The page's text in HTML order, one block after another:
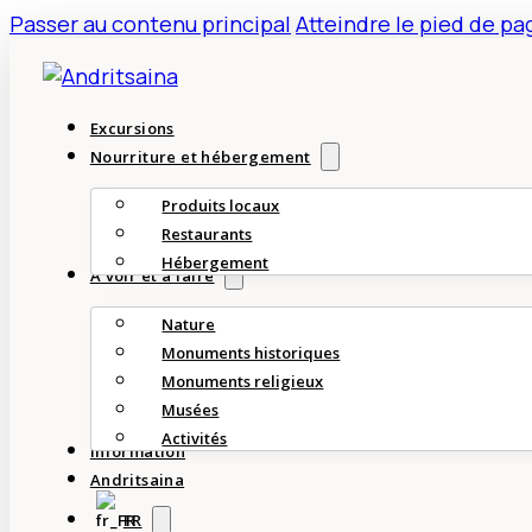
Passer au contenu principal Atteindre le pied de
Excursions
Nourriture et hébergement
Produits locaux
Restaurants
Hébergement
À voir et à faire
Nature
Monuments historiques
Monuments religieux
Musées
Activités
Information
Andritsaina
FR